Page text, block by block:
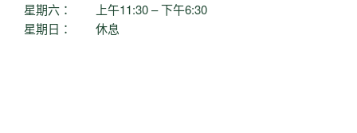
星期六： 上午11:30 – 下午6:30
星期日： 休息